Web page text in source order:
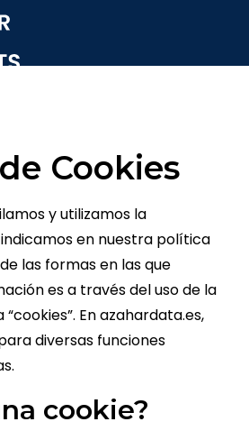
Cookies
y utilizamos la
en nuestra política
las formas en las que
es a través del uso de la
En azahardata.es,
diversas funciones
cookie?